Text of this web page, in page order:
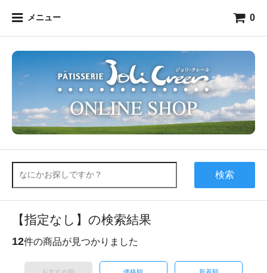
メニュー 0
検索
【指定なし】の検索結果
12件の商品が見つかりました